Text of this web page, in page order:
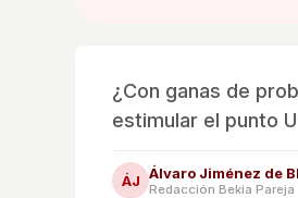
¿Con ganas de
estimular el punto
ÁJ Álvaro Jiménez de
Redacción Bekia Pareja